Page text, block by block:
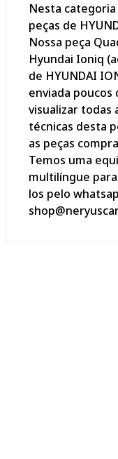
Nesta
peças de
Nossa peça
Hyundai Ioniq
de HYUNDAI
enviada poucos
visualizar todas
técnicas desta
as peças
Temos uma
multilíngue
los pelo